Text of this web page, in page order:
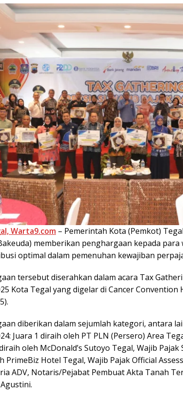
Warta9.com – Pemerintah Kota (Pemkot)
memberikan penghargaan kepada para
optimal dalam pemenuhan kewajiban
tersebut diserahkan dalam acara Tax
Kota Tegal yang digelar di Cancer Convention
diberikan dalam sejumlah kategori, antara
Juara 1 diraih oleh PT PLN (Persero) Area
oleh McDonald’s Sutoyo Tegal, Wajib Pajak
PrimeBiz Hotel Tegal, Wajib Pajak Official
ADV, Notaris/Pejabat Pembuat Akta Tanah